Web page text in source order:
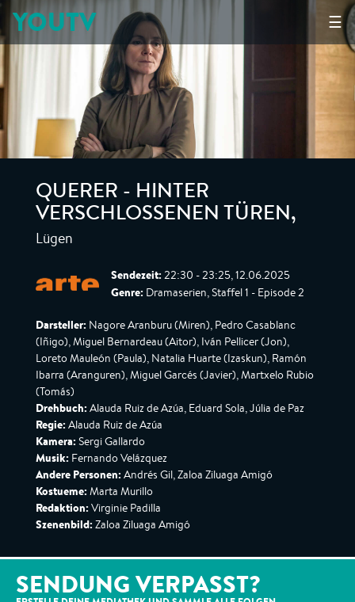
☰
YOUTV
QUERER - HINTER
VERSCHLOSSENEN TÜREN,
Lügen
Sendezeit: 22:30 - 23:25, 12.06.2025
Genre: Dramaserien, Staffel 1 - Episode 2
Darsteller: Nagore Aranburu (Miren), Pedro Casablanc
(Iñigo), Miguel Bernardeau (Aitor), Iván Pellicer (Jon),
Loreto Mauleón (Paula), Natalia Huarte (Izaskun), Ramón
Ibarra (Aranguren), Miguel Garcés (Javier), Martxelo Rubio
(Tomás)
Drehbuch: Alauda Ruiz de Azúa, Eduard Sola, Júlia de Paz
Regie: Alauda Ruiz de Azúa
Kamera: Sergi Gallardo
Musik: Fernando Velázquez
Andere Personen: Andrés Gil, Zaloa Ziluaga Amigó
Kostueme: Marta Murillo
Redaktion: Virginie Padilla
Szenenbild: Zaloa Ziluaga Amigó
SENDUNG VERPASST?